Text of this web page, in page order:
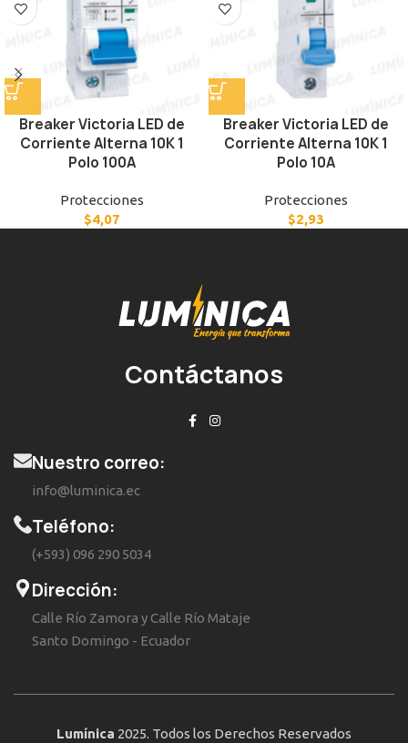
Breaker Victoria LED de
Corriente Alterna 10K 1
Polo 100A
Protecciones
$4,07
Breaker Victoria LED de
Corriente Alterna 10K 1
Polo 10A
Protecciones
$2,93
Contáctanos
Nuestro correo:
info@luminica.ec
Teléfono:
(+593) 096 290 5034
Dirección:
Calle Río Zamora y Calle Río Mataje
Santo Domingo - Ecuador
Lumínica 2025. Todos los Derechos Reservados